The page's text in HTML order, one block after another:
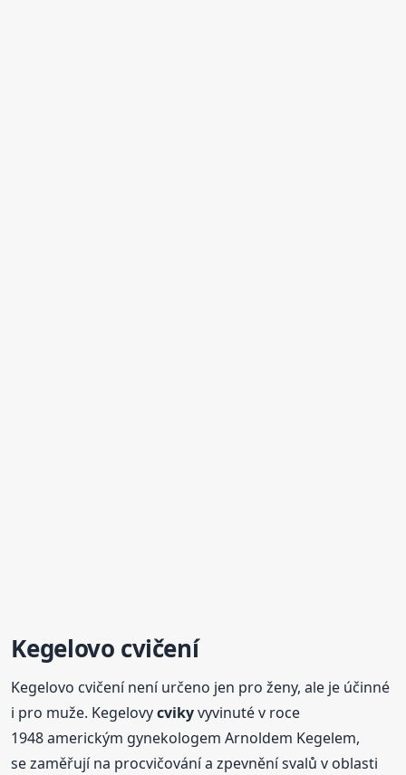
Kegelovo cvičení
Kegelovo cvičení není určeno jen pro ženy, ale je účinné
i pro muže. Kegelovycvikyvyvinuté v roce
1948 americkým gynekologem Arnoldem Kegelem,
se zaměřují na procvičování a zpevnění svalů v oblasti